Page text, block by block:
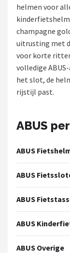
ABUS
AXA
New Looxs
BBB Cycling
Voltano
Shimano
Cortina
Alle merken
helmen voor
champagne
uitrusting met
voor korte
volledige
het slot, de
rijstijl past.
ABUS
ABUS
ABUS
ABUS
ABUS
ABUS Overige